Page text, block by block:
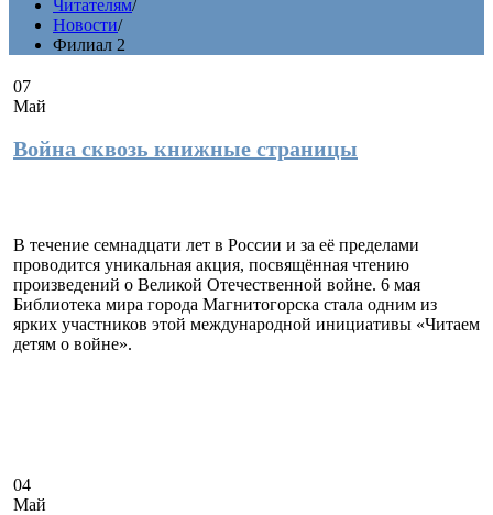
Читателям/
Новости/
Филиал 2
07
Май
Война сквозь книжные страницы
В течение семнадцати лет в России и за её пределами
проводится уникальная акция, посвящённая чтению
произведений о Великой Отечественной войне. 6 мая
Библиотека мира города Магнитогорска стала одним из
ярких участников этой международной инициативы «Читаем
детям о войне».
04
Май